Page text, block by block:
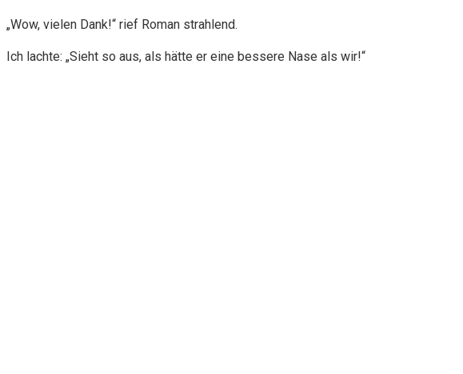
„Wow, vielen Dank!“ rief Roman strahlend.
Ich lachte: „Sieht so aus, als hätte er eine bessere Nase als wir!“